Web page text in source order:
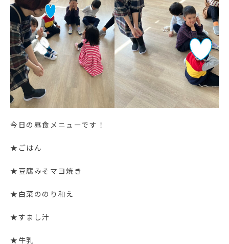
今日の昼食メニューです！
★ごはん
★豆腐みそマヨ焼き
★白菜ののり和え
★すまし汁
★牛乳